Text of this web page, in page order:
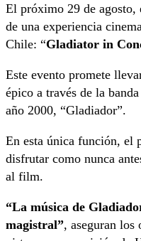
El próximo 29 de agosto,
de una experiencia
Chile: “Gladiator in
Este evento promete
épico a través de la
año 2000, “Gladiador”.
En esta única función, el
disfrutar como nunca
al film.
“La música de
magistral”, aseguran los